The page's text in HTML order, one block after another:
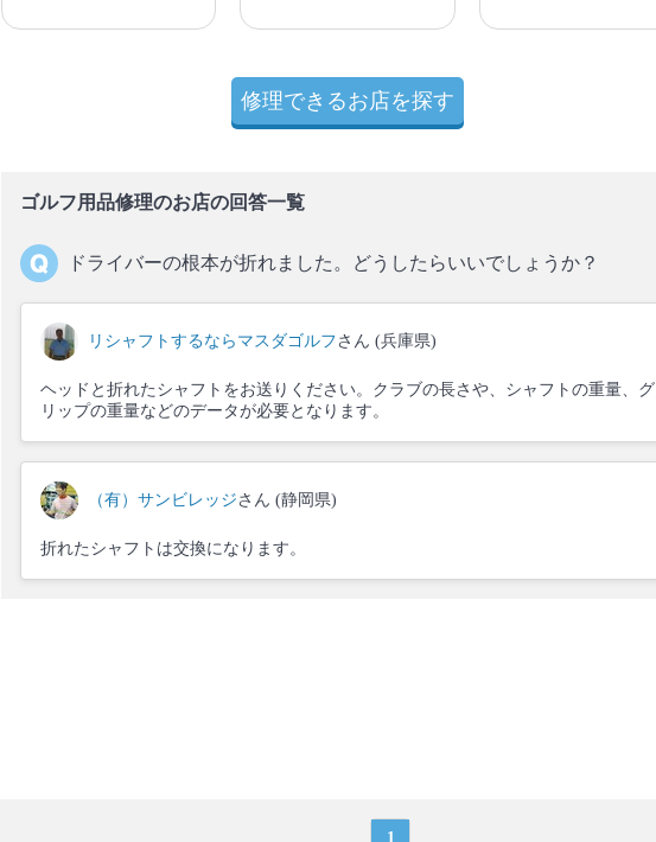
修理できるお店を探す
ゴルフ用品修理のお店の回答一覧
ドライバーの根本が折れました。どうしたらいいでしょうか？
リシャフトするならマスダゴルフ さん (兵庫県)
ヘッドと折れたシャフトをお送りください。クラブの長さや、シャフトの重量、グ
リップの重量などのデータが必要となります。
（有）サンビレッジ さん (静岡県)
折れたシャフトは交換になります。
1